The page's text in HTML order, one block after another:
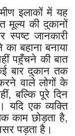
इलाकों में यह
मूल्य की दुकानों
स्पष्ट जानकारी
बहाना बनाया
पहुँचने की बात
बार दुकान तक
वाले लोगों के
बल्कि पूरे दिन
यदि एक व्यक्ति
काम छोड़ता है,
पड़ता है।